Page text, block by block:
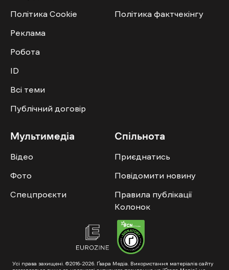
Політика Cookie
Реклама
Робота
ID
Всі теми
Публічний договір
Політика фактчекінгу
Мультимедіа
Відео
Фото
Спецпроєкти
Спільнота
Приєднатись
Повідомити новину
Правила публікації
Колонок
Усі права захищені. ©2016-2026. Ґвара Медіа. Використання матеріалів сайту